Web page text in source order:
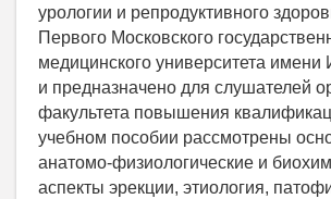
урологии и репродуктивного
Первого Московского
медицинского университета
и предназначено для слушателей
факультета повышения
учебном пособии рассмотрены
анатомо-физиологические и
аспекты эрекции, этиология,